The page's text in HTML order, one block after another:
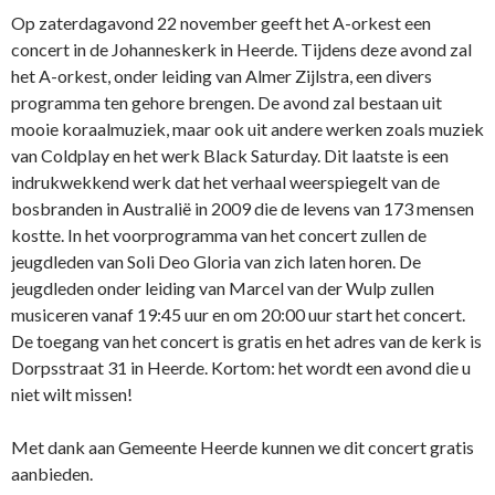
Op zaterdagavond 22 novembergeeft het A-orkest een
concert inde Johanneskerk in Heerde. Tijdens deze avond zal
het A-orkest, onder leiding van Almer Zijlstra, een divers
programma ten gehore brengen. De avond zal bestaan uit
mooie koraalmuziek, maar ook uit andere werken zoals muziek
van Coldplay en het werk Black Saturday. Dit laatste is een
indrukwekkend werk dat het verhaal weerspiegelt van de
bosbranden in Australië in 2009 die de levens van 173 mensen
kostte. In het voorprogramma van het concert zullen de
jeugdleden van Soli Deo Gloria van zich laten horen. De
jeugdleden onder leiding van Marcel van der Wulp zullen
musiceren vanaf 19:45 uur en om 20:00 uur start het concert.
De toegang van het concert is gratis en het adres van de kerk is
Dorpsstraat 31 in Heerde. Kortom: het wordt een avond die u
niet wilt missen!
Met dank aan Gemeente Heerde kunnen we dit concert gratis
aanbieden.